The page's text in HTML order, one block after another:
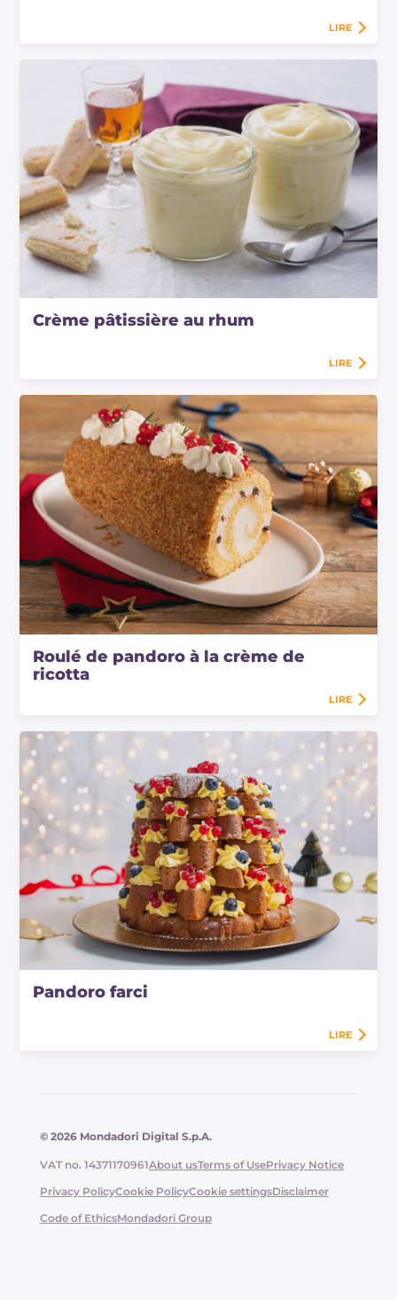
LIRE
Crème pâtissière au rhum
LIRE
Roulé de pandoro à la crème de
ricotta
LIRE
Pandoro farci
LIRE
© 2026 Mondadori Digital S.p.A.
VAT no. 14371170961About usTerms of UsePrivacy Notice
Privacy PolicyCookie PolicyCookie settingsDisclaimer
Code of EthicsMondadori Group